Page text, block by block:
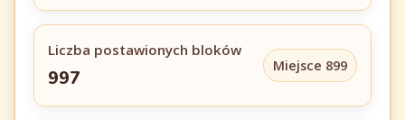
Liczba postawionych bloków
997
Miejsce 899